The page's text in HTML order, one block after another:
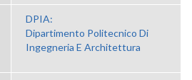
DPIA:
Dipartimento Politecnico Di
Ingegneria E Architettura